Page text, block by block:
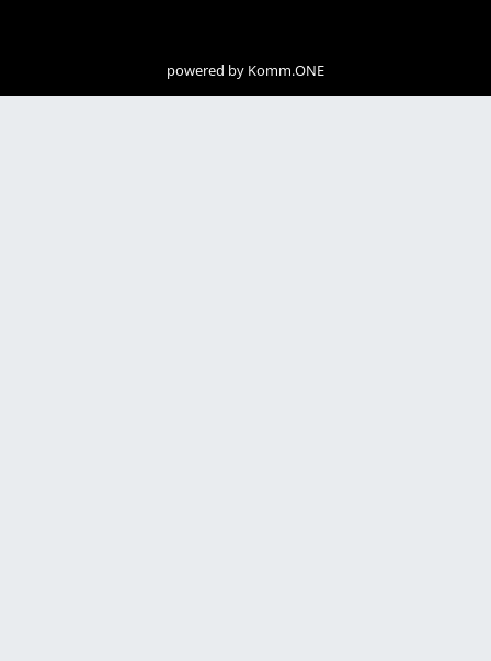
powered by Komm.ONE